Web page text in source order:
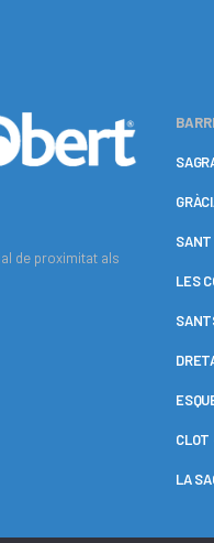
de proximitat als
LES
CLOT
LA